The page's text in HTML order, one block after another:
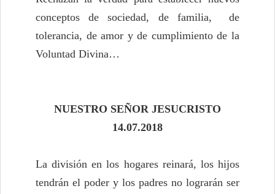
conceptos de sociedad, de familia, de
tolerancia, de amor y de cumplimiento de la
Voluntad Divina…
NUESTRO SEÑOR JESUCRISTO
14.07.2018
La división en los hogares reinará, los hijos
tendrán el poder y los padres no lograrán ser